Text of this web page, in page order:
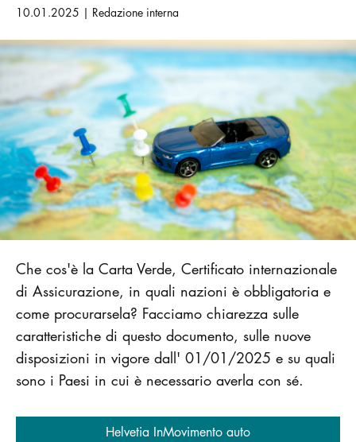
10.01.2025 | Redazione interna
Che cos'è la Carta Verde, Certificato internazionale
di Assicurazione, in quali nazioni è obbligatoria e
come procurarsela? Facciamo chiarezza sulle
caratteristiche di questo documento, sulle nuove
disposizioni in vigore dall' 01/01/2025 e su quali
sono i Paesi in cui è necessario averla con sé.
Helvetia InMovimento auto